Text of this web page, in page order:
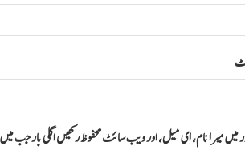
میں میرا نام، ای میل، اور ویب سائٹ محفوظ رکھیں اگلی بار جب